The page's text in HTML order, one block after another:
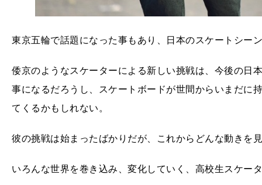
東京五輪で話題になった事もあり、日本のスケートシー
倭京のようなスケーターによる新しい挑戦は、今後の日
事になるだろうし、スケートボードが世間からいまだに
てくるかもしれない。
彼の挑戦は始まったばかりだが、これからどんな動きを
いろんな世界を巻き込み、変化していく、高校生スケー